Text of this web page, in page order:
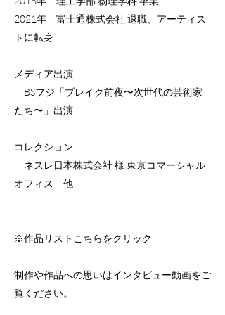
2021年 富士通株式会社 退職、アーティス
トに転身
メディア出演
BSフジ「ブレイク前夜〜次世代の芸術家
たち〜」出演
コレクション
ネスレ日本株式会社 様 東京コマーシャル
オフィス 他
※作品リストこちらをクリック
制作や作品への思いはインタビュー動画をご
覧ください。